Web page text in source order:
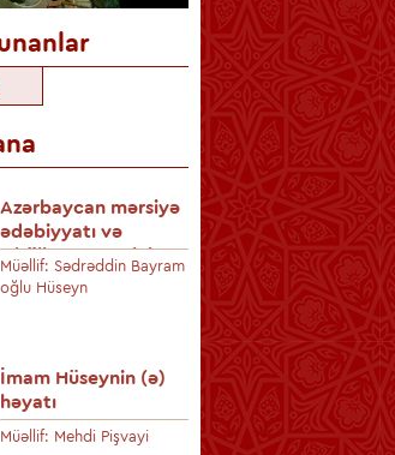
Azərbaycan mərsiyə
ədəbiyyatı və
Əbülhəsən Racinin
poetik dünyası
Müəllif: Sədrəddin Bayram
oğlu Hüseyn
İmam Hüseynin (ə)
həyatı
Müəllif: Mehdi Pişvayi
Kərbəlada
şimşək
Müəllif:
Həzrət
həyatı
Müəllif: Əkbər
Mehdi Rzayi